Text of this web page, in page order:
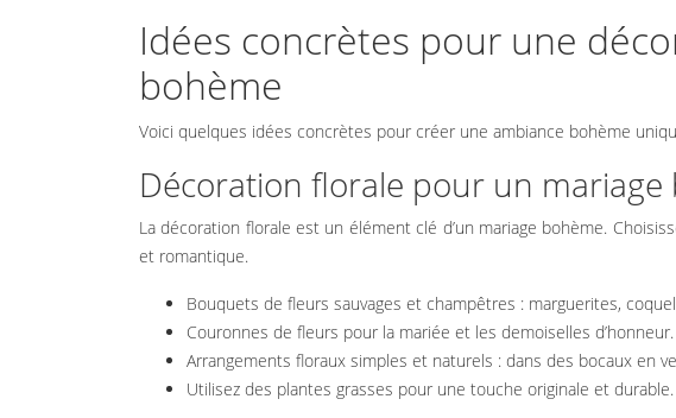
DÉCORATION
DÉCORATION
Idées concrètes pour une
bohème
Voici quelques idées concrètes pour créer une ambiance bohème
Décoration florale pour un mariage
La décoration florale est un élément clé d’un mariage bohème.
et romantique.
Bouquets de fleurs sauvages et champêtres : marguerites,
Couronnes de fleurs pour la mariée et les demoiselles d’honneur.
Arrangements floraux simples et naturels : dans des bocaux en
Utilisez des plantes grasses pour une touche originale et durable.